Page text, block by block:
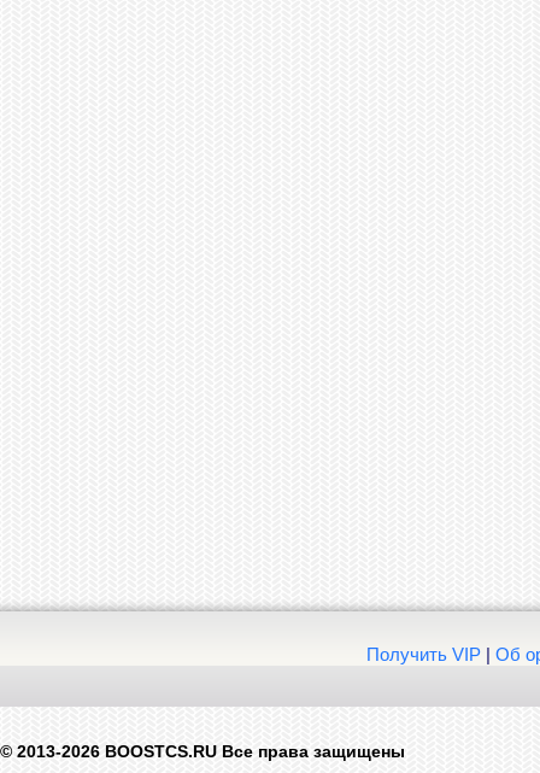
Получить VIP| Об
© 2013-2026 BOOSTCS.RU Все права защищены